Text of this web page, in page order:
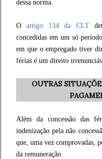
dessa norma.
Oartigo 134 da CLT
concedidas em um só
em que o empregado tiver
férias é um direito
OUTRAS
Além da concessão das
indenização pela não
que, uma vez comprovadas,
da remuneração.